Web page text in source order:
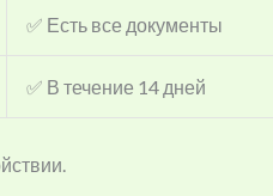
✅ Есть все документы
✅ В течение 14 дней